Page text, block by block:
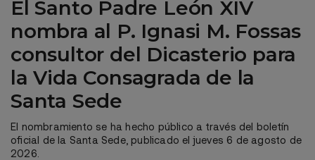
Ofrendas
Reservas
El Santo Padre León XIV
nombra al P. Ignasi M. Fossas
consultor del Dicasterio para
la Vida Consagrada de la
Santa Sede
El nombramiento se ha hecho público a través del boletín
oficial de la Santa Sede, publicado el jueves 6 de agosto de
2026.